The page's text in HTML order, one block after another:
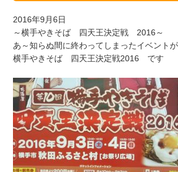
2016年9月6日
～横手やきそば 四天王決定戦 2016～
あ～知らぬ間に終わってしまったイベント
横手やきそば 四天王決定戦2016 です